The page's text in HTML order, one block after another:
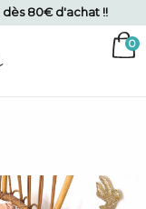
dès 80€ d'achat !!